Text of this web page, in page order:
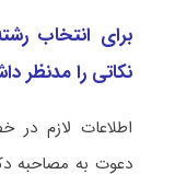
برای انتخاب
نکاتی را مدنظر
اطلاعات لازم
دعوت به مصاحبه